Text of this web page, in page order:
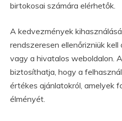
birtokosai számára elérhetők.
A kedvezmények
rendszeresen ellenőrizniük
vagy a hivatalos weboldalon.
biztosíthatja, hogy a
értékes ajánlatokról, amelyek
élményét.